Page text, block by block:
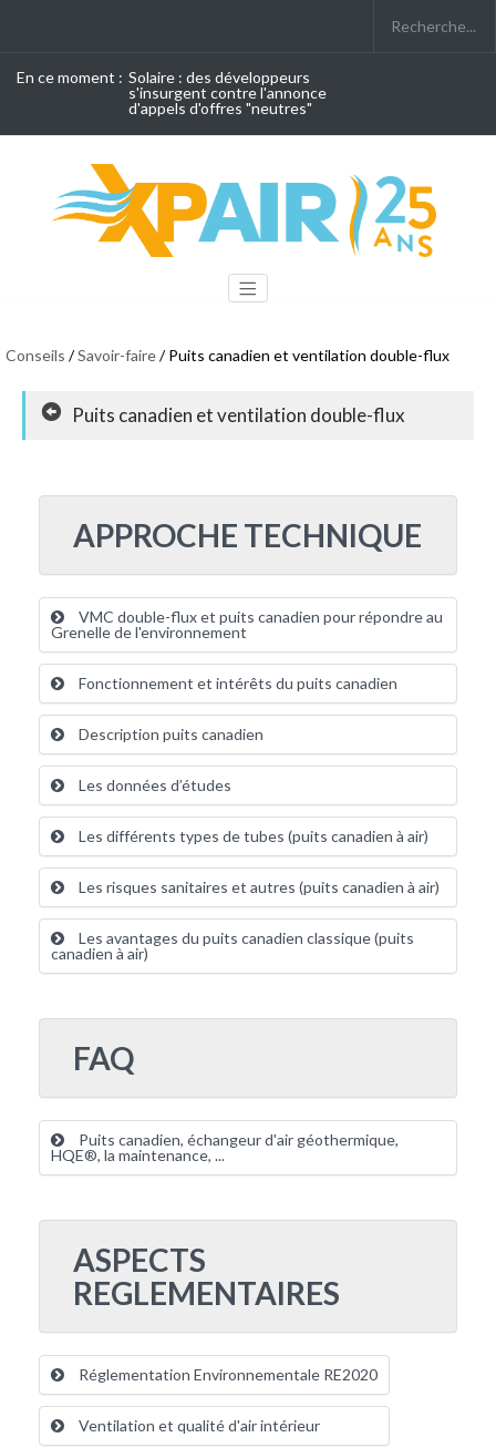
En ce moment : Solaire : des développeurs
s'insurgent contre l'annonce
d'appels d'offres "neutres"
Conseils /Savoir-faire/ Puits canadien et ventilation double-flux
Puits canadien et ventilation double-flux
APPROCHE TECHNIQUE
VMC double-flux et puits canadien pour répondre au
Grenelle de l'environnement
Fonctionnement et intérêts du puits canadien
Description puits canadien
Les données d’études
Les différents types de tubes (puits canadien à air)
Les risques sanitaires et autres (puits canadien à air)
Les avantages du puits canadien classique (puits
canadien à air)
FAQ
Puits canadien, échangeur d'air géothermique,
HQE®, la maintenance, ...
ASPECTS
REGLEMENTAIRES
Réglementation Environnementale RE2020
Ventilation et qualité d'air intérieur